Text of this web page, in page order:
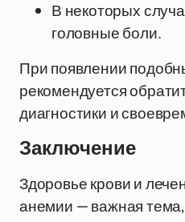
В некоторых
головные боли.
При появлении
рекомендуется
диагностики и
Заключение
Здоровье крови и
анемии — важная тема,